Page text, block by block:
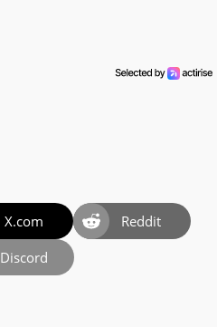
X.com
Reddit
Discord